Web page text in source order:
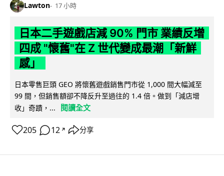
Lawton 17 小時
日本二手遊戲店減 90% 門市 業績反增
四成 "懷舊"在 Z 世代變成最潮「新鮮
感」
日本零售巨頭 GEO 將懷舊遊戲銷售門市從 1,000 間大幅減至
99 間，但銷售額卻不降反升至過往的 1.4 倍。做到「減店增
收」奇蹟，...
閱讀全文
205 12 ↗ 分享